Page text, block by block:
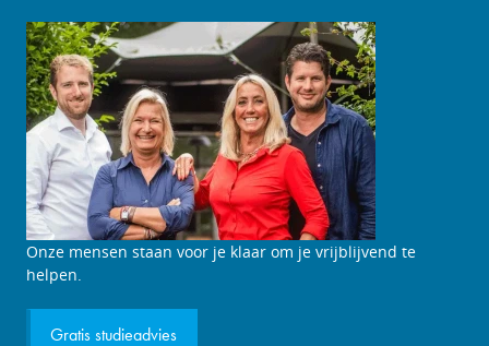
Studieadviesgesprek
aanvragen
Onze mensen staan voor je klaar om je vrijblijvend te
helpen.
Gratis studieadvies